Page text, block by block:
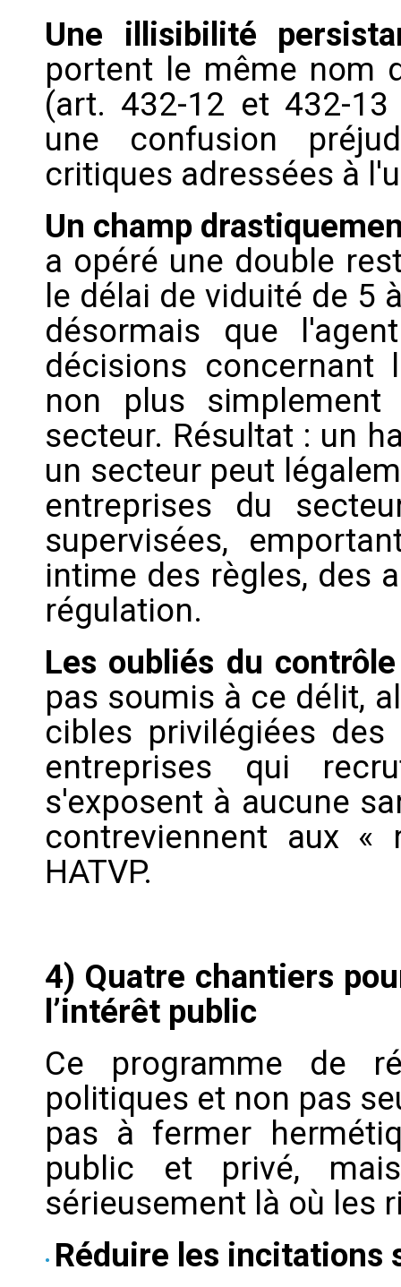
Une illisibilité
portent le même nom
(art. 432-12 et 432-
une confusion
critiques adressées à
Un champ
a opéré une double
le délai de viduité de 5
désormais que
décisions
non plus
secteur. Résultat : un
un secteur peut
entreprises du
supervisées,
intime des règles, des
régulation.
Les oubliés du
pas soumis à ce délit,
cibles privilégiées
entreprises qui
s'exposent à aucune
contreviennent aux «
HATVP.
4) Quatre chantiers
l’intérêt public
Ce programme de
politiques et non pas
pas à fermer
public et privé,
sérieusement là où les
Réduire les incitations